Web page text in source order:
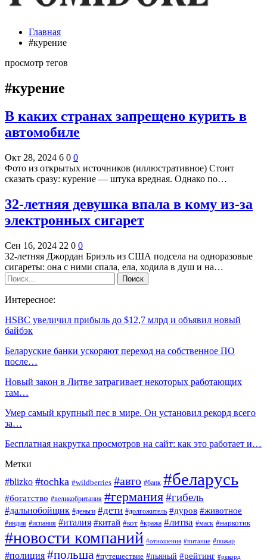
Главная
#курение
просмотр тегов
#курение
В каких странах запрещено курить в
автомобиле
Окт 28, 2024 6 0 0
Фото из открытых источников (иллюстративное) Стоит
сказать сразу: курение — штука вредная. Однако по…
32-летняя девушка впала в кому из-за
электронных сигарет
Сен 16, 2024 22 0 0
32-летняя Джордан Бриэль из США подсела на одноразовые
сигареты: она с ними спала, ела, ходила в душ и на…
Интересное:
HSBC увеличил прибыль до $12,7 млрд и объявил новый
байбэк
Беларуские банки ускоряют переход на собственное ПО
после…
Новый закон в Литве затрагивает некоторых работающих
там…
Умер самый крупный пес в мире. Он установил рекорд всего
за…
Бесплатная накрутка просмотров на сайт: как это работает и…
Метки
#blizko #tochka #wildberries #авто #банк #беларусь
#богатство #великобритания #германия#гибель
#дальнобойщик #деньги #дети #долгожитель #дуров #животное
#индия #испания #италия #китай #кот #кража #литва #маск #наркотик
#новости компаний #отношения #питание #пожар
#полиция #польша #путешествие #пьяный #рейтинг #рекорд